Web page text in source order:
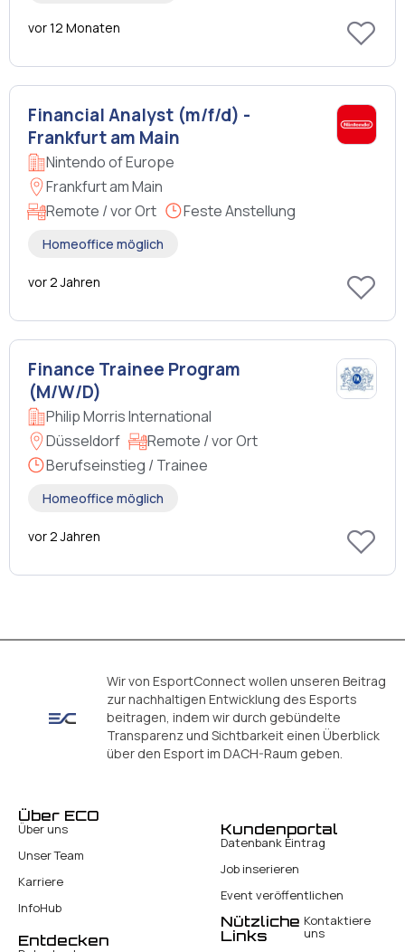
vor 12 Monaten
Financial Analyst (m/f/d) -
Frankfurt am Main
Nintendo of Europe
Frankfurt am Main
Remote / vor Ort
Feste Anstellung
Homeoffice möglich
vor 2 Jahren
Finance Trainee Program
(M/W/D)
Philip Morris International
Düsseldorf
Remote / vor Ort
Berufseinstieg / Trainee
Homeoffice möglich
vor 2 Jahren
Wir von EsportConnect wollen unseren Beitrag
zur nachhaltigen Entwicklung des Esports
beitragen, indem wir durch gebündelte
Transparenz und Sichtbarkeit einen Überblick
über den Esport im DACH-Raum geben.
Über ECO
Über uns
Unser Team
Karriere
InfoHub
Kundenportal
Datenbank Eintrag
Job inserieren
Event veröffentlichen
Entdecken
Nützliche
Links
Kontaktiere
uns